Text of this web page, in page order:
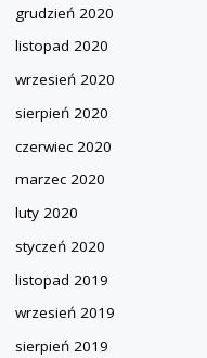
grudzień 2020
listopad 2020
wrzesień 2020
sierpień 2020
czerwiec 2020
marzec 2020
luty 2020
styczeń 2020
listopad 2019
wrzesień 2019
sierpień 2019